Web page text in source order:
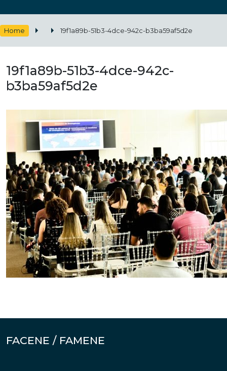
Home 19f1a89b-51b3-4dce-942c-b3ba59af5d2e
19f1a89b-51b3-4dce-942c-
b3ba59af5d2e
FACENE / FAMENE